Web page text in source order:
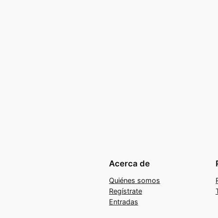
Acerca de
Quiénes somos
Regístrate
Entradas